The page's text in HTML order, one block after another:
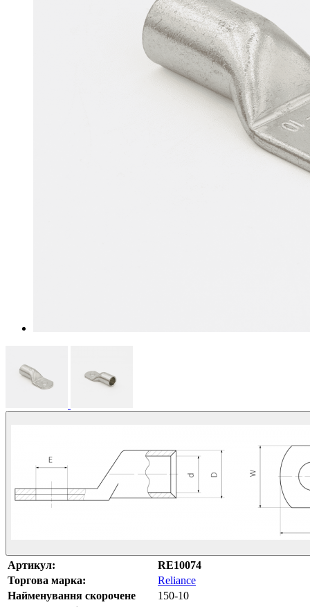
Артикул:
RE10074
Торгова марка:
Reliance
Найменування скорочене
150-10